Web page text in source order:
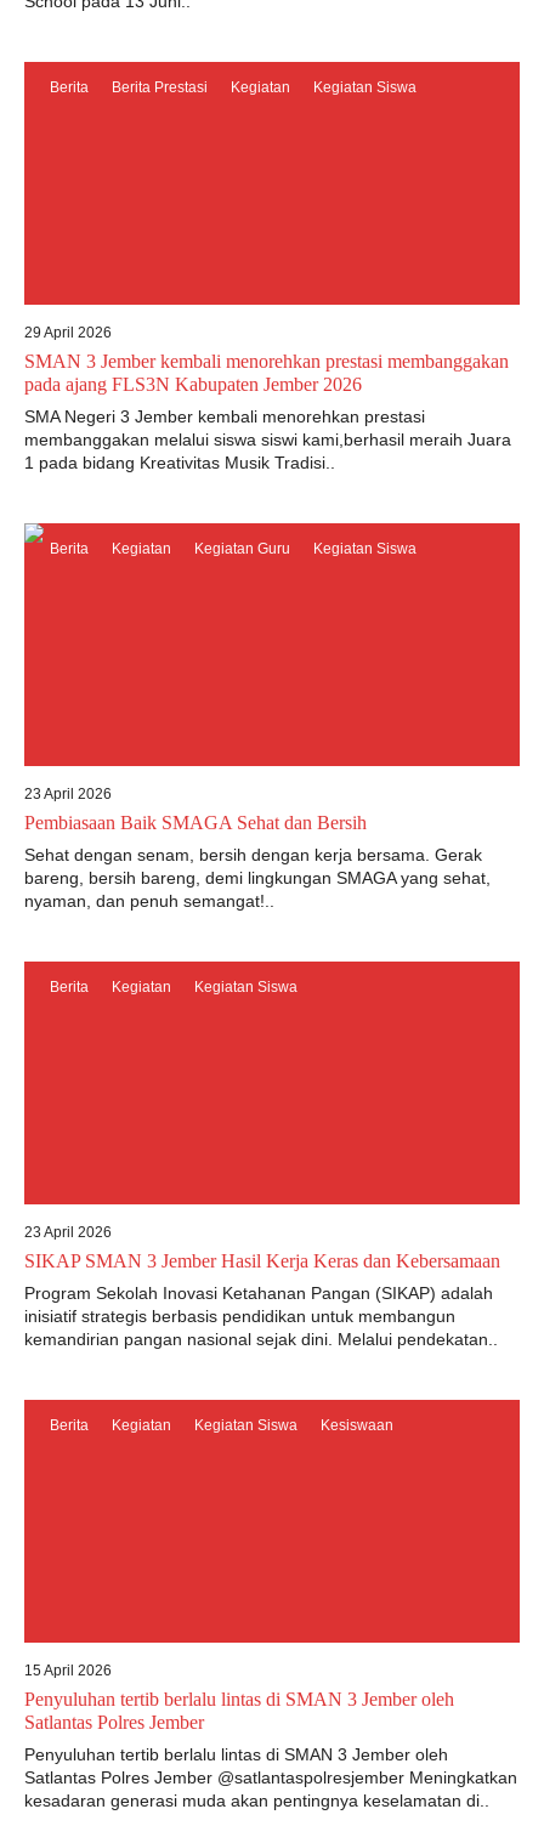
Berita Berita Prestasi Kegiatan Kegiatan Siswa
29 April 2026
SMAN 3 Jember kembali menorehkan prestasi membanggakan
pada ajang FLS3N Kabupaten Jember 2026
SMA Negeri 3 Jember kembali menorehkan prestasi
membanggakan melalui siswa siswi kami,berhasil meraih Juara
1 pada bidang Kreativitas Musik Tradisi..
Berita Kegiatan Kegiatan Guru Kegiatan Siswa
23 April 2026
Pembiasaan Baik SMAGA Sehat dan Bersih
Sehat dengan senam, bersih dengan kerja bersama. Gerak
bareng, bersih bareng, demi lingkungan SMAGA yang sehat,
nyaman, dan penuh semangat!..
Berita Kegiatan Kegiatan Siswa
23 April 2026
SIKAP SMAN 3 Jember Hasil Kerja Keras dan Kebersamaan
Program Sekolah Inovasi Ketahanan Pangan (SIKAP) adalah
inisiatif strategis berbasis pendidikan untuk membangun
kemandirian pangan nasional sejak dini. Melalui pendekatan..
Berita Kegiatan Kegiatan Siswa Kesiswaan
15 April 2026
Penyuluhan tertib berlalu lintas di SMAN 3 Jember oleh
Satlantas Polres Jember
Penyuluhan tertib berlalu lintas di SMAN 3 Jember oleh
Satlantas Polres Jember @satlantaspolresjember Meningkatkan
kesadaran generasi muda akan pentingnya keselamatan di..